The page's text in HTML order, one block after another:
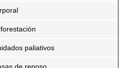
paliativos